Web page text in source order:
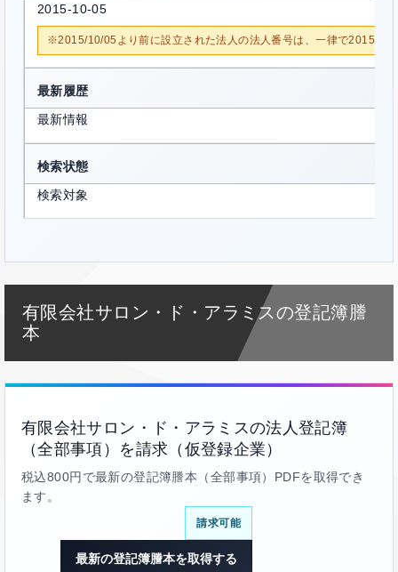
2015-10-05
※2015/10/05より前に設立された法人の法人番号は、一律で2015/10/
最新履歴
最新情報
検索状態
検索対象
有限会社サロン・ド・アラミスの登記簿謄
本
有限会社サロン・ド・アラミスの法人登記簿
（全部事項）を請求（仮登録企業）
税込800円で最新の登記簿謄本（全部事項）PDFを取得でき
ます。
請求可能
最新の登記簿謄本を取得する